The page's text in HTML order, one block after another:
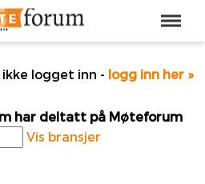
ikke logget inn - logg inn her »
har deltatt på Møteforum
Vis bransjer